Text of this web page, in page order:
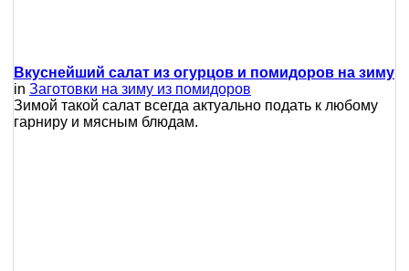
Вкуснейший салат из огурцов и помидоров на зиму
in Заготовки на зиму из помидоров
Зимой такой салат всегда актуально подать к любому
гарниру и мясным блюдам.